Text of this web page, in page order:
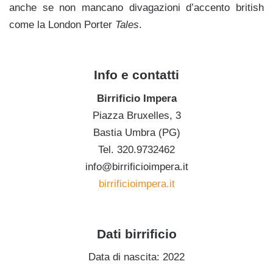
anche se non mancano divagazioni d’accento british
come la London Porter Tales.
Info e contatti
Birrificio Impera
Piazza Bruxelles, 3
Bastia Umbra (PG)
Tel. 320.9732462
info@birrificioimpera.it
birrificioimpera.it
Dati birrificio
Data di nascita: 2022